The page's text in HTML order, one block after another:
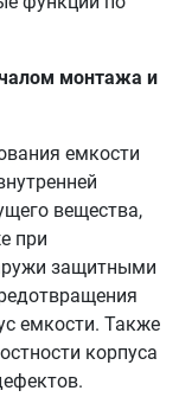
монтажа и
емкости
вещества,
при
защитными
емкости. Также
корпуса